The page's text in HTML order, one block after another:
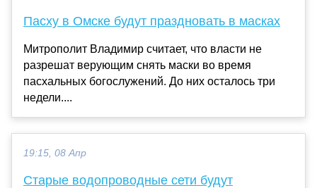
Пасху в Омске будут праздновать в масках
Митрополит Владимир считает, что власти не
разрешат верующим снять маски во время
пасхальных богослужений. До них осталось три
недели....
19:15, 08 Апр
Старые водопроводные сети будут